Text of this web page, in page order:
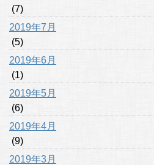
(7)
2019年7月
(5)
2019年6月
(1)
2019年5月
(6)
2019年4月
(9)
2019年3月